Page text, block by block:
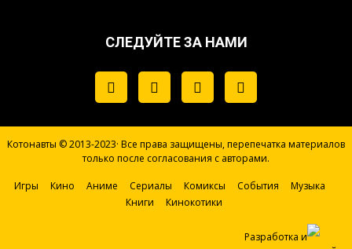
СЛЕДУЙТЕ ЗА НАМИ
Котонавты © 2013-2023· Все права защищены, перепечатка материалов
только после согласования с авторами.
Игры Кино Аниме Сериалы Комиксы События
Музыка
Книги
Кинокотики
Разработка и